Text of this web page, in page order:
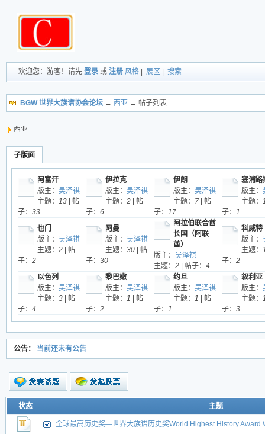
欢迎您：游客！请先 登录 或 注册 风格 展区 搜索
BGW 世界大族谱协会论坛 → 西亚 → 帖子列表
西亚
子版面
阿富汗
版主： 吴泽祺
主题： 13| 帖
子： 33
伊拉克
版主： 吴泽祺
主题： 2| 帖
子： 6
伊朗
版主： 吴泽祺
主题：
7| 帖
子： 17
塞浦路
版主：
主题：
子： 1
也门
版主： 吴泽祺
主题： 2| 帖
子： 2
阿曼
版主： 吴泽祺
主题： 30| 帖
子： 30
阿拉伯联合酋
长国（阿联
酋）
版主： 吴泽祺
主题： 2| 帖子： 4
科威特
版主：
主题：
子： 2
以色列
版主： 吴泽祺
主题： 3| 帖
子： 4
黎巴嫩
版主： 吴泽祺
主题： 1 | 帖
子： 2
约旦
版主： 吴泽祺
主题： 1 | 帖
子： 1
叙利亚
版主：
主题：
子： 3
公告： 当前还未有公告
新的主题
交易帖
状态 主题
全球最高历史奖—世界大族谱历史奖World Highest History Award